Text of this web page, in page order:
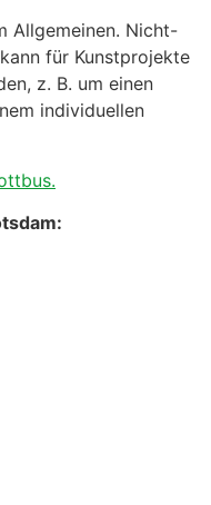
Allgemeinen. Nicht-
für Kunstprojekte
z. B. um einen
individuellen